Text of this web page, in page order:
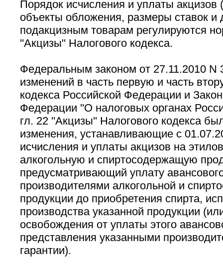
Порядок исчисления и уплаты акцизов
объекты обложения, размеры ставок и
подакцизным товарам регулируются
''Акцизы'' Налогового кодекса.
Федеральным законом от 27.11.2010
изменений в часть первую и часть
кодекса Российской Федерации и
Федерации ''О налоговых органах
гл. 22 ''Акцизы'' Налогового кодекса
изменения, устанавливающие с
исчисления и уплаты акцизов на
алкогольную и спиртосодержащую
предусматривающий уплату
производителями алкогольной и
продукции до приобретения спирта,
производства указанной продукции
освобождения от уплаты этого
представления указанными
гарантии).